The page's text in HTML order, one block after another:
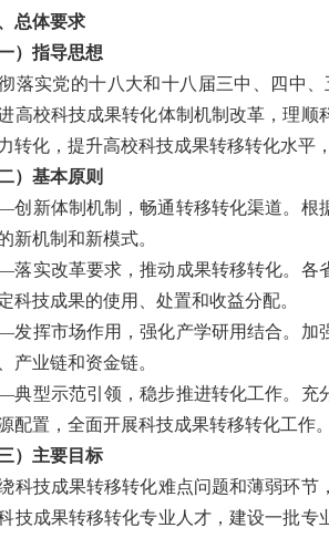
总体要求
指导思想
实党的十八大和十八届三中、四中、
高校科技成果转化体制机制改革，理
转化，提升高校科技成果转移转化水平
二）基本原则
体制机制，畅通转移转化渠道。根据
新机制和新模式。
改革要求，推动成果转移转化。各省
科技成果的使用、处置和收益分配。
市场作用，强化产学研用结合。加强
产业链和资金链。
示范引领，稳步推进转化工作。充分
配置，全面开展科技成果转移转化工作
三）主要目标
技成果转移转化难点问题和薄弱环节
技成果转移转化专业人才，建设一批